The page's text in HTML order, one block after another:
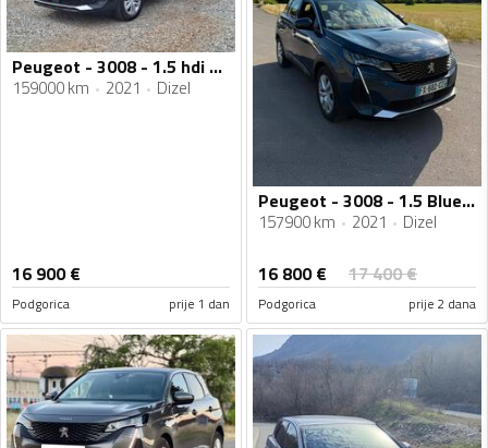
Peugeot - 3008 - 1.5 hdi automatik
159000 km 2021 Dizel
16 900€
Podgorica prije 1 dan
Peugeot - 3008 - 1.5 BlueHDI
157900 km 2021 Dizel
16 800€ 17 400€
Podgorica prije 2 dana